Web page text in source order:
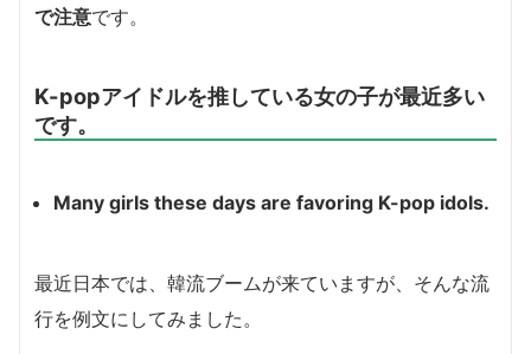
で注意です。
K-popアイドルを推している女の子が最近多い
です。
Many girls these days are favoring K-pop idols.
最近日本では、韓流ブームが来ていますが、そんな流
行を例文にしてみました。